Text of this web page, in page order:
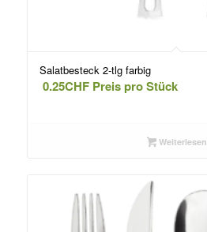
Salatbesteck 2-tlg farbig
0.25CHFPreis pro Stück
Weiterlesen